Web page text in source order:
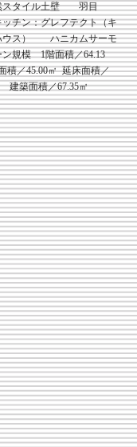
スタイル土壁 羽目
ン：グレフテクト（キ
ウス） ハニカムサーモ
ン規模 1階面積／64.13
積／45.00㎡ 延床面積／
建築面積／67.35㎡